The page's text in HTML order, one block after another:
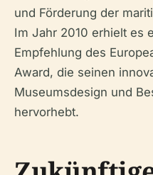
und Förderung der
Im Jahr 2010 erhielt es
Empfehlung des
Award, die seinen
Museumsdesign und
hervorhebt.